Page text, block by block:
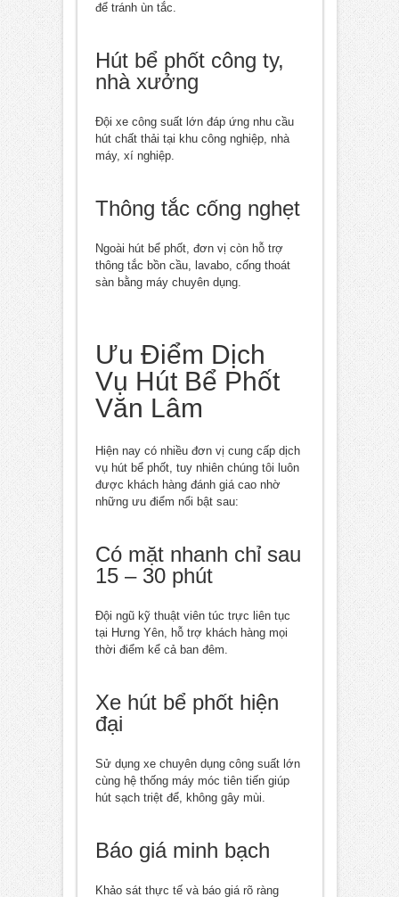
để tránh ùn tắc.
Hút bể phốt công ty,
nhà xưởng
Đội xe công suất lớn đáp ứng nhu cầu
hút chất thải tại khu công nghiệp, nhà
máy, xí nghiệp.
Thông tắc cống nghẹt
Ngoài hút bể phốt, đơn vị còn hỗ trợ
thông tắc bồn cầu, lavabo, cống thoát
sàn bằng máy chuyên dụng.
Ưu Điểm Dịch
Vụ Hút Bể Phốt
Văn Lâm
Hiện nay có nhiều đơn vị cung cấp dịch
vụ hút bể phốt, tuy nhiên chúng tôi luôn
được khách hàng đánh giá cao nhờ
những ưu điểm nổi bật sau:
Có mặt nhanh chỉ sau
15 – 30 phút
Đội ngũ kỹ thuật viên túc trực liên tục
tại Hưng Yên, hỗ trợ khách hàng mọi
thời điểm kể cả ban đêm.
Xe hút bể phốt hiện
đại
Sử dụng xe chuyên dụng công suất lớn
cùng hệ thống máy móc tiên tiến giúp
hút sạch triệt để, không gây mùi.
Báo giá minh bạch
Khảo sát thực tế và báo giá rõ ràng